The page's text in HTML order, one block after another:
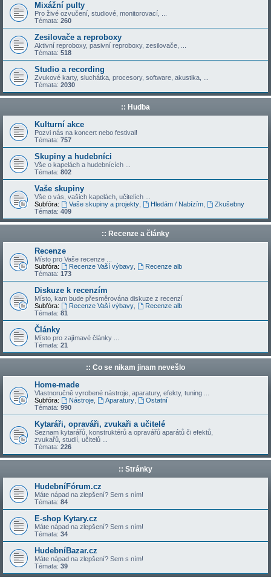
Mixážní pulty
Pro živé ozvučení, studiové, monitorovací, ...
Témata: 260
Zesilovače a reproboxy
Aktivní reproboxy, pasivní reproboxy, zesilovače, ...
Témata: 518
Studio a recording
Zvukové karty, sluchátka, procesory, software, akustika, ...
Témata: 2030
:: Hudba
Kulturní akce
Pozvi nás na koncert nebo festival!
Témata: 757
Skupiny a hudebníci
Vše o kapelách a hudebnících ...
Témata: 802
Vaše skupiny
Vše o vás, vašich kapelách, učitelích ...
Subfóra:
Vaše skupiny a projekty, Hledám / Nabízím,
Zkušebny
Témata: 409
:: Recenze a články
Recenze
Místo pro Vaše recenze ...
Subfóra:
Recenze Vaší výbavy,
Recenze alb
Témata: 173
Diskuze k recenzím
Místo, kam bude přesměrována diskuze z recenzí
Subfóra:
Recenze Vaší výbavy,
Recenze alb
Témata: 81
Články
Místo pro zajímavé články ...
Témata: 21
:: Co se nikam jinam nevešlo
Home-made
Vlastnoručně vyrobené nástroje, aparatury, efekty, tuning ...
Subfóra:
Nástroje, Aparatury,
Ostatní
Témata: 990
Kytaráři, opraváři, zvukaři a učitelé
Seznam kytarářů, konstruktérů a opravářů aparátů či efektů,
zvukařů, studií, učitelů ...
Témata: 226
:: Stránky
HudebníFórum.cz
Máte nápad na zlepšení? Sem s ním!
Témata: 84
E-shop Kytary.cz
Máte nápad na zlepšení? Sem s ním!
Témata: 34
HudebníBazar.cz
Máte nápad na zlepšení? Sem s ním!
Témata: 39